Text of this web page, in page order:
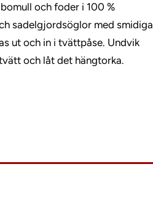
och foder i 100 %
sadelgjordsöglor med smidiga
ut och in i tvättpåse. Undvik
och låt det hängtorka.